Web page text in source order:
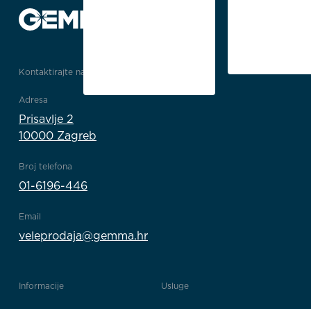
Kontaktirajte nas
Adresa
Prisavlje 2
10000 Zagreb
Broj telefona
01-6196-446
Email
veleprodaja@gemma.hr
Informacije Usluge